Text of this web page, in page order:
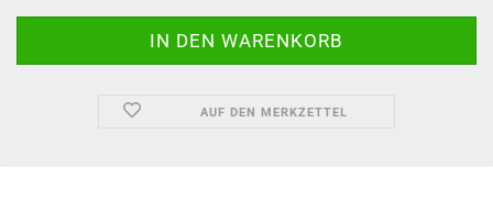
AUF DEN MERKZETTEL